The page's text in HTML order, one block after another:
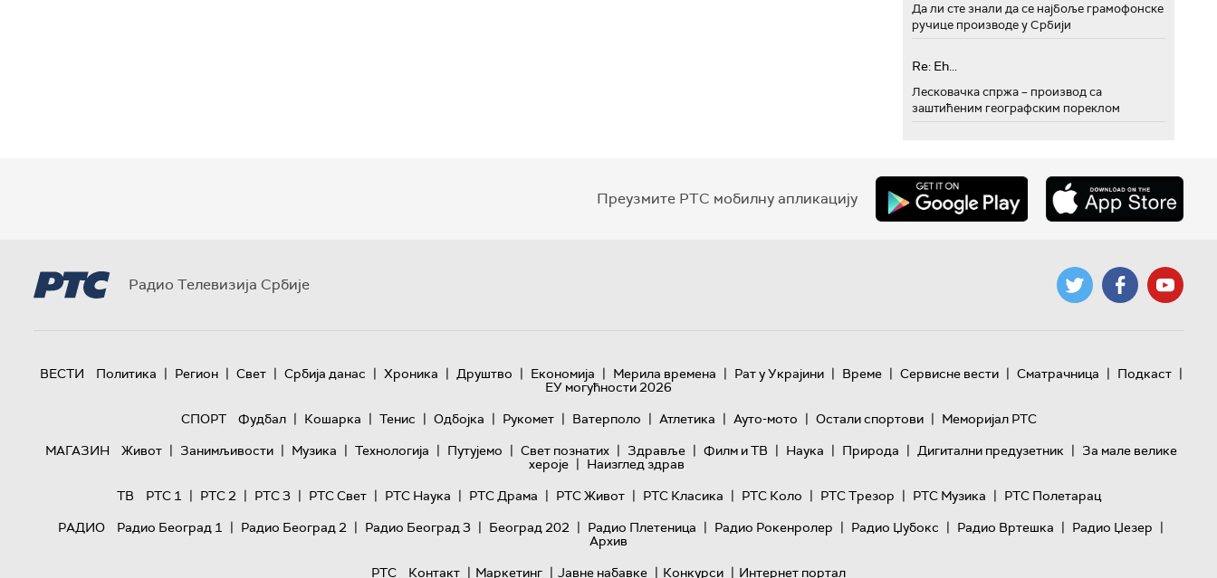
Да ли сте знали да се најбоље грамофонске
ручице производе у Србији
Re: Eh...
Лесковачка спржа – производ са
заштићеним географским пореклом
Преузмите РТС мобилну апликацију
Радио Телевизија Србије
ВЕСТИ Политика | Регион | Свет | Србија данас | Хроника | Друштво | Економија | Мерила времена | Рат у Украјини | Време | Сервисне вести | Сматрачница | Подкаст |
ЕУ могућности 2026
СПОРТ
Фудбал | Кошарка | Тенис | Одбојка | Рукомет | Ватерполо | Атлетика | Ауто-мото | Остали спортови | Меморијал РТС
МАГАЗИН
Живот | Занимљивости | Музика | Технологијa | Путујемо | Свет познатих | Здравље | Филм и ТВ | Наука | Природа | Дигитални предузетник | За мале велике
хероје | Наизглед здрав
ТВ
РТС 1 | РТС 2 | РТС 3 | РТС Свет | РТС Наука | РТС Драма | РТС Живот | РТС Класика | РТС Коло | РТС Трезор | РТС Музика | РТС Полетарац
РАДИО
Радио Београд 1 | Радио Београд 2 | Радио Београд 3 | Београд 202 | Радио Плетеница | Радио Рокенролер | Радио Џубокс | Радио Вртешка | Радио Џезер |
Архив
РТС
Контакт | Маркетинг | Јавне набавке | Конкурси | Интернет портал